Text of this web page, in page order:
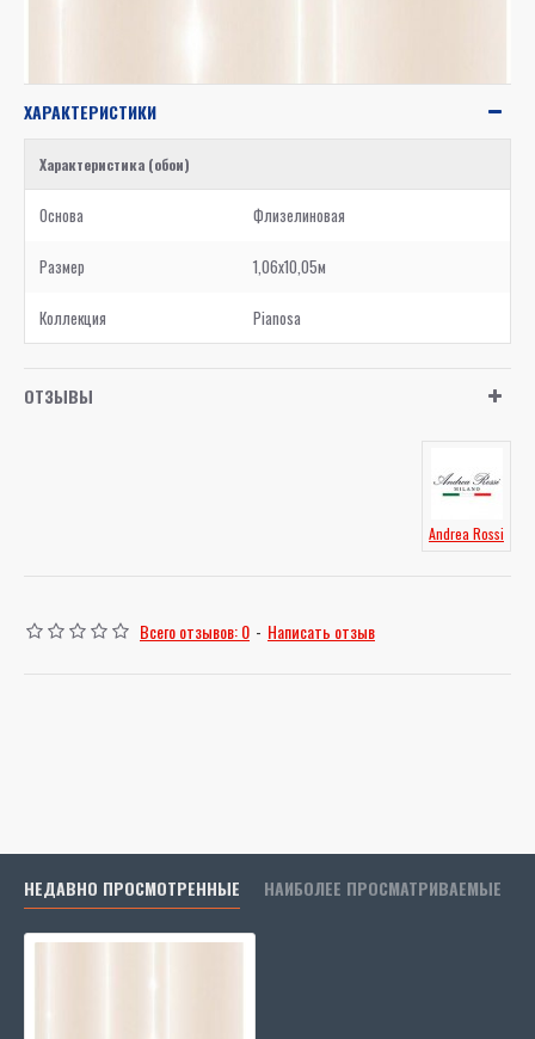
ХАРАКТЕРИСТИКИ
Характеристика (обои)
Основа Флизелиновая
Размер 1,06x10,05м
Коллекция Pianosa
ОТЗЫВЫ
Andrea Rossi
Всего отзывов: 0 - Написать отзыв
НЕДАВНО ПРОСМОТРЕННЫЕ НАИБОЛЕЕ ПРОСМАТРИВАЕМЫЕ